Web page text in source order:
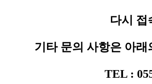
다시 접
기타 문의 사항은 아
TEL :